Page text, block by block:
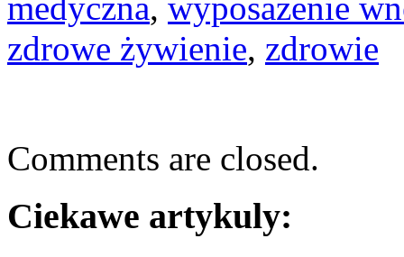
zdrowe żywienie, zdrowie
Comments are closed.
Ciekawe artykuly: